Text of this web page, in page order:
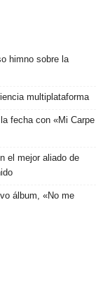
himno sobre la
multiplataforma
fecha con «Mi Carpe
el mejor aliado de
álbum, «No me